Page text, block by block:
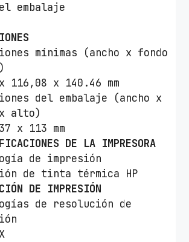
embalaje
mínimas (ancho x fondo
116,08 x 140.46 mm
del embalaje (ancho x
alto)
x 113 mm
DE LA IMPRESORA
de impresión
de tinta térmica HP
DE IMPRESIÓN
de resolución de